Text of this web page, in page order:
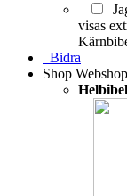
visas
Bidra
Shop Webshop
Helbibel